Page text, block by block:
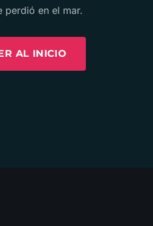
perdió en el mar.
AL INICIO